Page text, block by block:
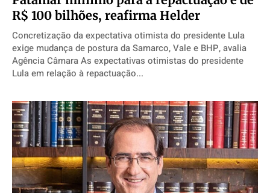
R$ 100 bilhões, reafirma Helder
Concretização da expectativa otimista do presidente Lula
exige mudança de postura da Samarco, Vale e BHP, avalia
Agência Câmara As expectativas otimistas do presidente
Lula em relação à repactuação...